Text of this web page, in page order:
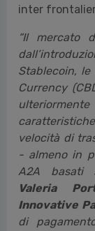
inter
“Il mercato
Stablecoin,
Currency
velocità di
- almeno in
A2A basati
Valeria
Innovative
di